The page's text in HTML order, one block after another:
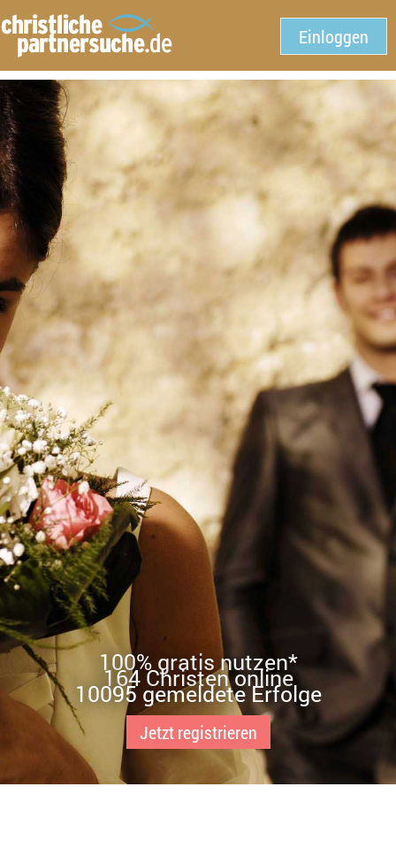
Einloggen
100% gratis nutzen*
164 Christen online
10095 gemeldete Erfolge
Jetzt registrieren